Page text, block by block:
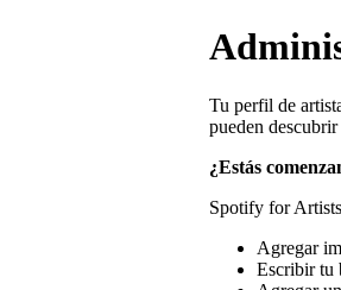
Tu perfil de
pueden
¿Estás
Spotify for
Agregar
Escribir tu